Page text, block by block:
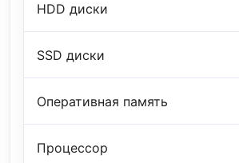
HDD диски
SSD диски
Оперативная память
Процессор